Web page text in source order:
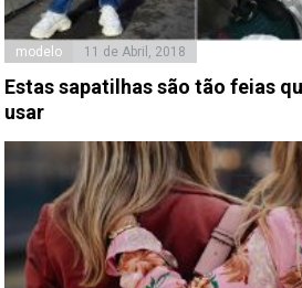
modelo 11 de Abril, 2018
Estas sapatilhas são tão feias
usar